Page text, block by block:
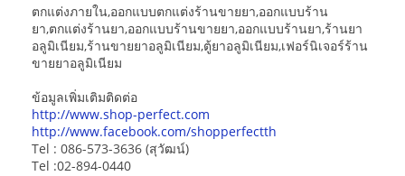
ตกแต่งภายใน,ออกแบบตกแต่งร้านขายยา,ออกแบบร้าน
ยา,ตกแต่งร้านยา,ออกแบบร้านขายยา,ออกแบบร้านยา,ร้านยา
อลูมิเนียม,ร้านขายยาอลูมิเนียม,ตู้ยาอลูมิเนียม,เฟอร์นิเจอร์ร้าน
ขายยาอลูมิเนียม
ข้อมูลเพิ่มเติมติดต่อ
http://www.shop-perfect.com
http://www.facebook.com/shopperfectth
Tel : 086-573-3636 (สุวัฒน์)
Tel :02-894-0440